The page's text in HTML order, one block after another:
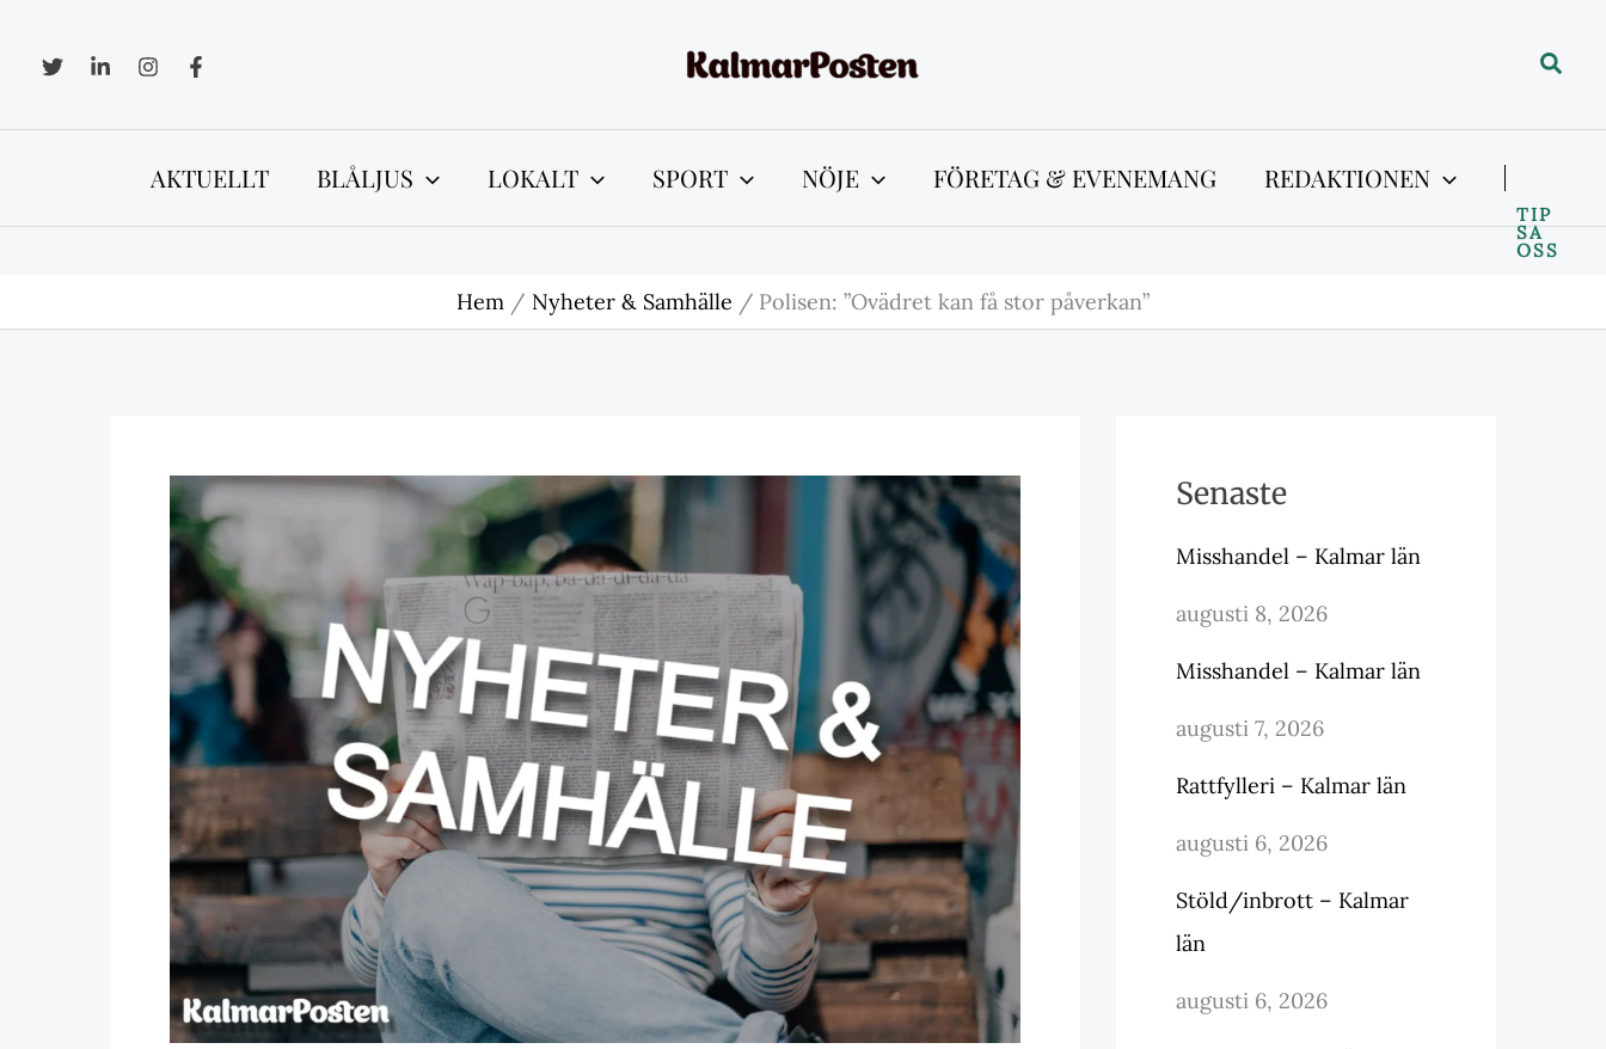
innehåll
Sök
AKTUELLT BLÅLJUS LOKALT SPORT NÖJE FÖRETAG & EVENEMANG REDAKTIONEN
TIP
SA
OSS
Hem Nyheter & Samhälle Polisen: ”Ovädret kan få stor påverkan”
Senaste
Misshandel – Kalmar län
augusti 8, 2026
Misshandel – Kalmar län
augusti 7, 2026
Rattfylleri – Kalmar län
augusti 6, 2026
Stöld/inbrott – Kalmar
län
augusti 6, 2026